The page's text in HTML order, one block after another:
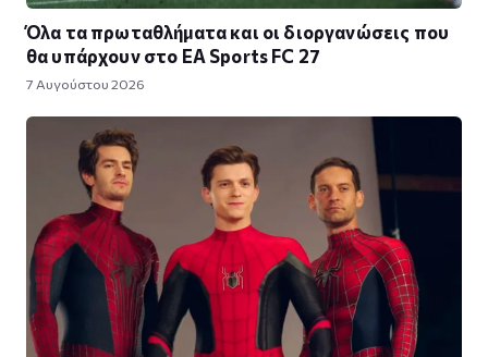
Όλα τα πρωταθλήματα και οι διοργανώσεις που
θα υπάρχουν στο EA Sports FC 27
7 Αυγούστου 2026